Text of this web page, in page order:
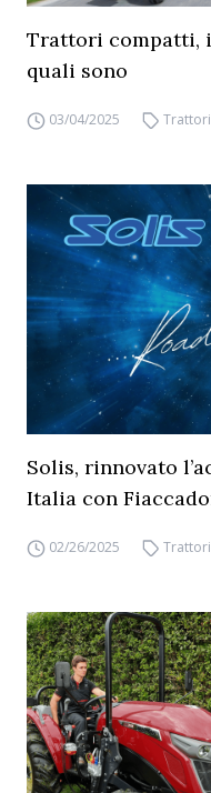
Trattori compatti, i
quali sono
03/04/2025
Solis, rinnovato
Italia con
02/26/2025